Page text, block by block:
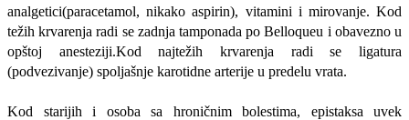
analgetici(paracetamol, nikako aspirin), vitamini i mirovanje. Kod
težih krvarenja radi se zadnja tamponada po Belloqueu i obavezno u
opštoj anesteziji.Kod najtežih krvarenja radi se ligatura
(podvezivanje) spoljašnje karotidne arterije u predelu vrata.
Kod starijih i osoba sa hroničnim bolestima, epistaksa uvek